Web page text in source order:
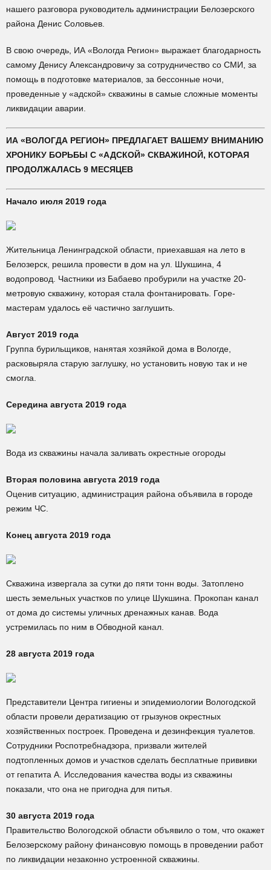
нашего разговора руководитель администрации Белозерского
района Денис Соловьев.
В свою очередь, ИА «Вологда Регион» выражает благодарность
самому Денису Александровичу за сотрудничество со СМИ, за
помощь в подготовке материалов, за бессонные ночи,
проведенные у «адской» скважины в самые сложные моменты
ликвидации аварии.
ИА «ВОЛОГДА РЕГИОН» ПРЕДЛАГАЕТ ВАШЕМУ ВНИМАНИЮ
ХРОНИКУ БОРЬБЫ С «АДСКОЙ» СКВАЖИНОЙ, КОТОРАЯ
ПРОДОЛЖАЛАСЬ 9 МЕСЯЦЕВ
Начало июля 2019 года
Жительница Ленинградской области, приехавшая на лето в
Белозерск, решила провести в дом на ул. Шукшина, 4
водопровод. Частники из Бабаево пробурили на участке 20-
метровую скважину, которая стала фонтанировать. Горе-
мастерам удалось её частично заглушить.
Август 2019 года
Группа бурильщиков, нанятая хозяйкой дома в Вологде,
расковыряла старую заглушку, но установить новую так и не
смогла.
Середина августа 2019 года
Вода из скважины начала заливать окрестные огороды
Вторая половина августа 2019 года
Оценив ситуацию, администрация района объявила в городе
режим ЧС.
Конец августа 2019 года
Скважина извергала за сутки до пяти тонн воды. Затоплено
шесть земельных участков по улице Шукшина. Прокопан канал
от дома до системы уличных дренажных канав. Вода
устремилась по ним в Обводной канал.
28 августа 2019 года
Представители Центра гигиены и эпидемиологии Вологодской
области провели дератизацию от грызунов окрестных
хозяйственных построек. Проведена и дезинфекция туалетов.
Сотрудники Роспотребнадзора, призвали жителей
подтопленных домов и участков сделать бесплатные прививки
от гепатита А. Исследования качества воды из скважины
показали, что она не пригодна для питья.
30 августа 2019 года
Правительство Вологодской области объявило о том, что окажет
Белозерскому району финансовую помощь в проведении работ
по ликвидации незаконно устроенной скважины.